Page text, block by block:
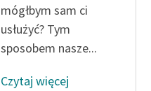
mógłbym sam ci
usłużyć? Tym
sposobem nasze...
Czytaj więcej